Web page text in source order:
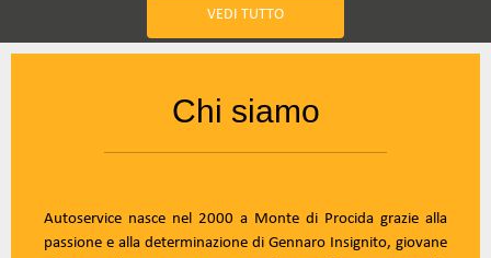
VEDI TUTTO
Chi siamo
Autoservice nasce nel 2000 a Monte di Procida grazie alla
passione e alla determinazione di Gennaro Insignito, giovane